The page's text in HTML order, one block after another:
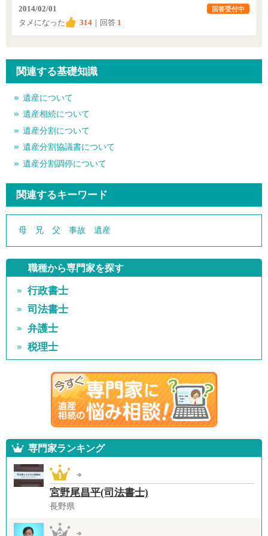
2014/02/01
タメになった
314 ｜回答 1
回答受付中
関連する基礎知識
遺産について
遺産相続について
遺産分割について
遺産分割協議書について
遺産分割調停について
関連するキーワード
母 兄 父 事故 遺産
職種から専門家を探す
行政書士
司法書士
弁護士
税理士
専門家ランキング
宮野尾昌平(司法書士)
長野県